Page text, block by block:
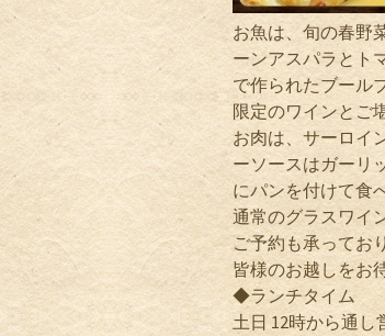
お魚は、旬の春野
ーンアスパラとト
で作られたブール
限定のワインとご
お肉は、サーロイ
ーソースはガーリ
にパンを付けて食
通常のグラスワイ
ご予約も承ってお
皆様のお越しをお
◆ランチタイム
土日 12時から通し